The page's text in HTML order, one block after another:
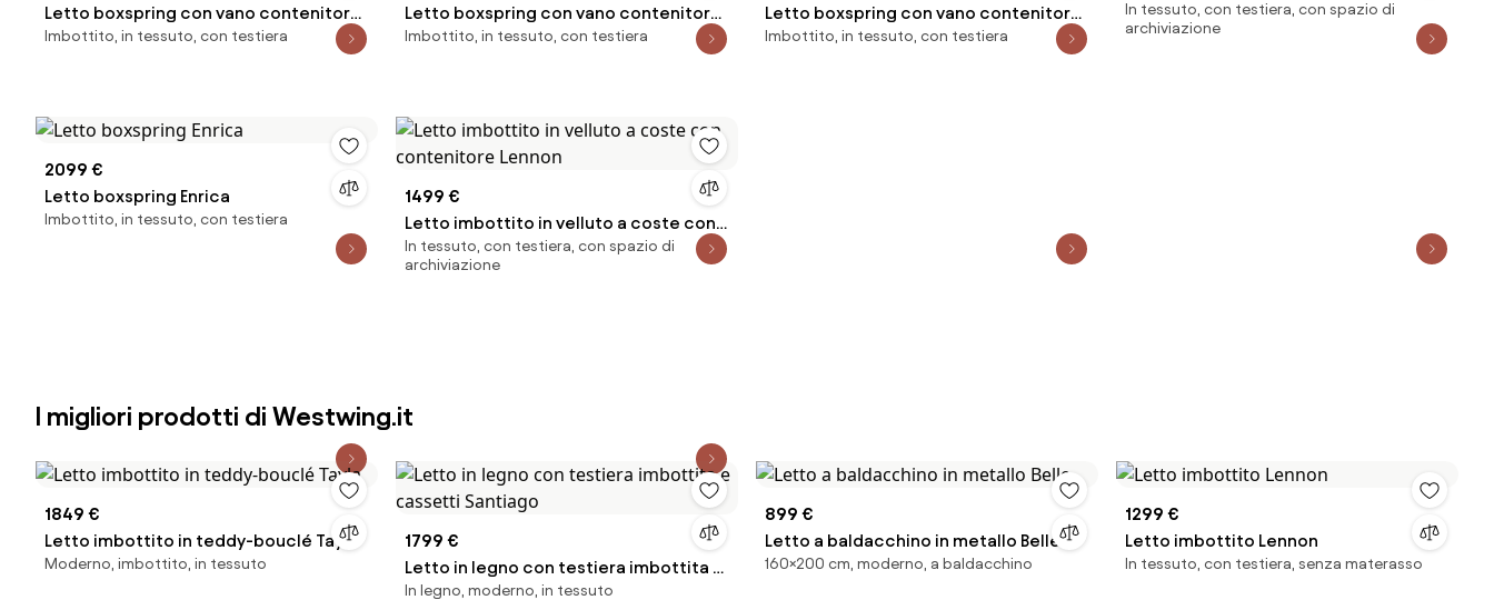
Letto boxspring con vano contenitore
Romia
Imbottito, in tessuto, con testiera
Letto boxspring con vano contenitore
Romia
Imbottito, in tessuto, con testiera
Letto boxspring con vano contenitore
Enrica
Imbottito, in tessuto, con testiera
In tessuto, con testiera, con spazio di
archiviazione
2099 €
Letto boxspring Enrica
Imbottito, in tessuto, con testiera
1499 €
Letto imbottito in velluto a coste con
contenitore Lennon
In tessuto, con testiera, con spazio di
archiviazione
I migliori prodotti di Westwing.it
1849 €
Letto imbottito in teddy-bouclé Tayla
Moderno, imbottito, in tessuto
1799 €
Letto in legno con testiera imbottita e
cassetti Santiago
In legno, moderno, in tessuto
899 €
Letto a baldacchino in metallo Belle
160×200 cm, moderno, a baldacchino
1299 €
Letto imbottito Lennon
In tessuto, con testiera, senza materasso